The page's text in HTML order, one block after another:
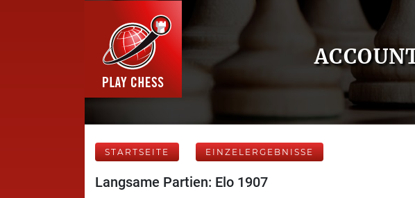
STARTSEITE EINZELERGEBNISSE
Langsame Partien: Elo 1907